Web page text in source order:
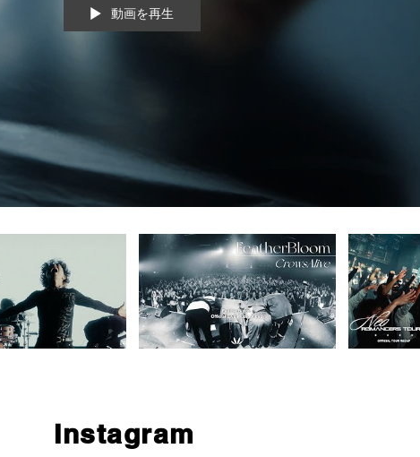
動画を再生
​Instagram